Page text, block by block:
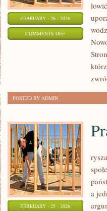
FEBRUARY - 26 - 2026
COMMENTS OFFON
WĘDKARZA
POSTED BY ADMIN
FEBRUARY - 25 - 2026
a